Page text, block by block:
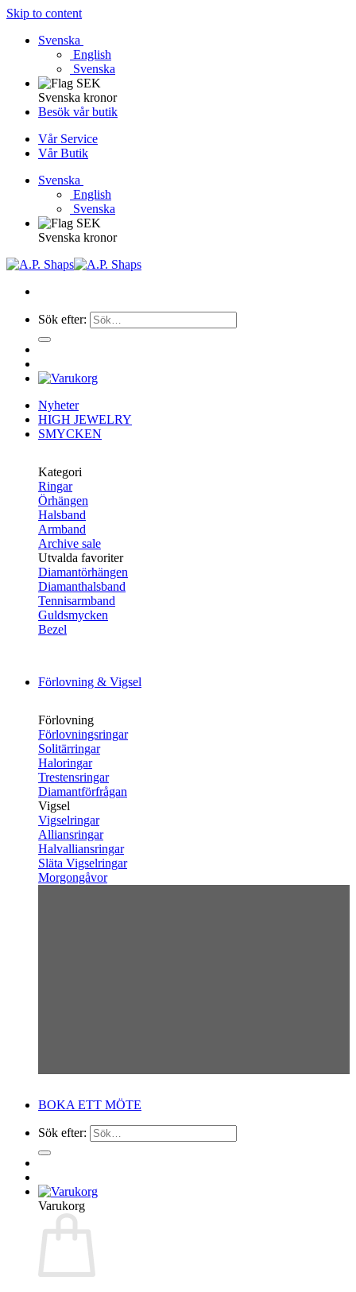
Skip to content
Svenska
English
Svenska
Svenska kronor
Besök vår butik
Vår Service
Vår Butik
Svenska
English
Svenska
Svenska kronor
Sök efter:
Nyheter
HIGH JEWELRY
SMYCKEN
Kategori
Ringar
Örhängen
Halsband
Armband
Archive sale
Utvalda favoriter
Diamantörhängen
Diamanthalsband
Tennisarmband
Guldsmycken
Bezel
Förlovning & Vigsel
Förlovning
Förlovningsringar
Solitärringar
Haloringar
Trestensringar
Diamantförfrågan
Vigsel
Vigselringar
Alliansringar
Halvalliansringar
Släta Vigselringar
Morgongåvor
BOKA ETT MÖTE
Sök efter:
Varukorg